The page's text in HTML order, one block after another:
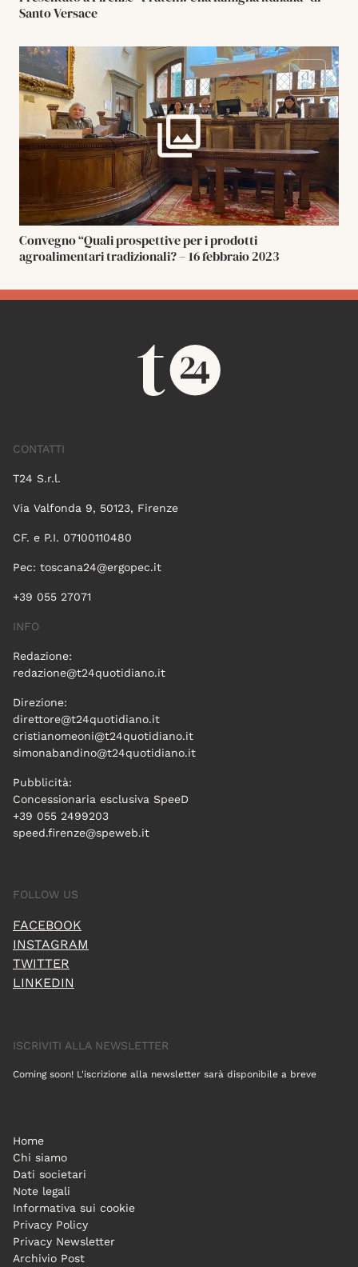
Santo Versace
Convegno “Quali prospettive per i prodotti
agroalimentari tradizionali? – 16 febbraio 2023
CONTATTI
T24 S.r.l.
Via Valfonda 9, 50123, Firenze
CF. e P.I. 07100110480
Pec: toscana24@ergopec.it
+39 055 27071
INFO
Redazione:
redazione@t24quotidiano.it
Direzione:
direttore@t24quotidiano.it
cristianomeoni@t24quotidiano.it
simonabandino@t24quotidiano.it
Pubblicità:
Concessionaria esclusiva SpeeD
+39 055 2499203
speed.firenze@speweb.it
FOLLOW US
FACEBOOK
INSTAGRAM
TWITTER
LINKEDIN
ISCRIVITI ALLA NEWSLETTER
Coming soon! L'iscrizione alla newsletter sarà disponibile a breve
Home
Chi siamo
Dati societari
Note legali
Informativa sui cookie
Privacy Policy
Privacy Newsletter
Archivio Post